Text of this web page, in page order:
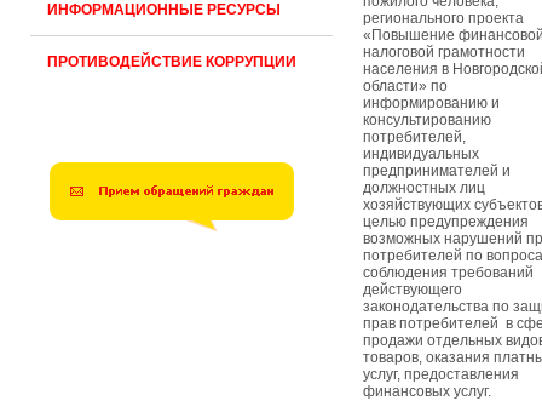
ИНФОРМАЦИОННЫЕ РЕСУРСЫ
ПРОТИВОДЕЙСТВИЕ КОРРУПЦИИ
регионального проекта
«Повышение
налоговой грамотности
населения в
области» по
информированию и
консультированию
потребителей,
индивидуальных
предпринимателей и
должностных лиц
хозяйствующих
целью предупреждения
возможных нарушений
потребителей по
соблюдения требований
действующего
законодательства по
прав потребителей в
продажи отдельных
товаров, оказания
услуг, предоставления
финансовых услуг.